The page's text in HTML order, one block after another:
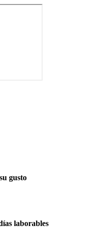
gusto
laborables